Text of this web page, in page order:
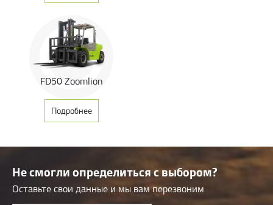
FD50 Zoomlion
Подробнее
Не смогли определиться с выбором?
Оставьте свои данные и мы вам перезвоним